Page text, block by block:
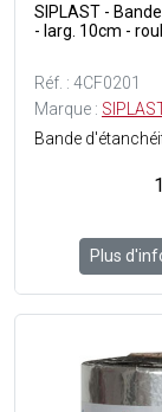
SIPLAST -
- larg. 10cm -
Réf. : 4CF0201
Marque :
Plus